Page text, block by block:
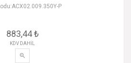
P
883,44 ₺
KDV DAHİL